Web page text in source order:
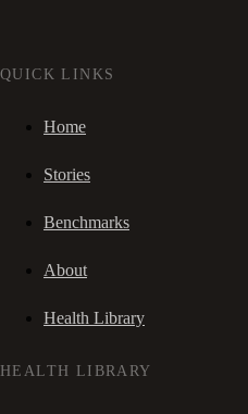
QUICK LINKS
Home
Stories
Benchmarks
About
Health Library
HEALTH LIBRARY